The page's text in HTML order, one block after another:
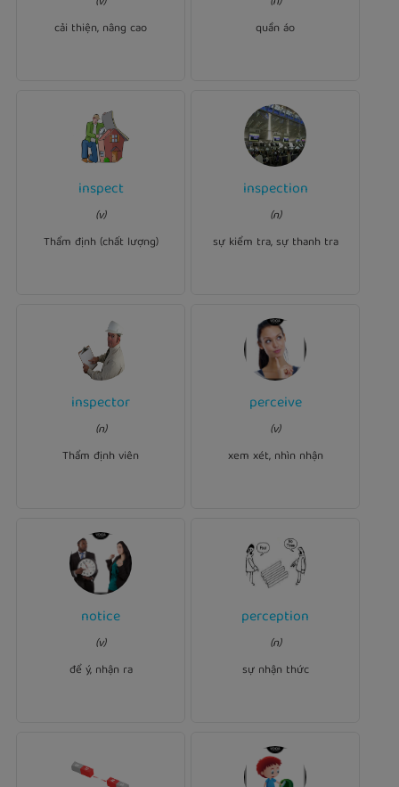
cải thiện, nâng cao
quần áo
meeting.
inspect
(v)
Thẩm định (chất lượng)
Ví dụ:
The mechanic
our car to see if it had any
problems.
inspection
(n)
sự kiểm tra, sự thanh tra
Ví dụ:
The documents are
inspector
(n)
Thẩm định viên
Ví dụ:
She is a quality
perceive
(v)
xem xét, nhìn nhận
Ví dụ:
Risks are perceived
differently by different
people.
notice
(v)
để ý, nhận ra
Ví dụ:
notice
perception
(n)
sự nhận thức
Ví dụ:
She has a good